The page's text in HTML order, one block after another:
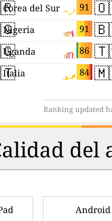
91
Corea del Sur
91
Nigeria
86
Uganda
84
Italia
Ranking updated
Android